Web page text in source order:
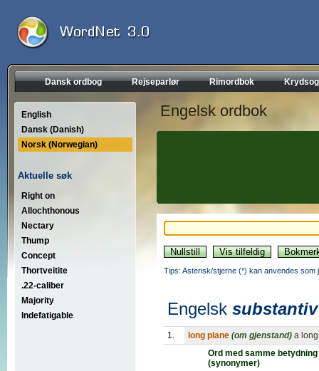
Dansk ordbog Rejseparlør Rimordbok
English
Dansk (Danish)
Norsk (Norwegian)
Aktuelle søk
Right on
Allochthonous
Nectary
Thump
Concept
Thortveitite
.22-caliber
Majority
Indefatigable
Engelsk ordbok
Tips: Asterisk/stjerne (*) kan anvendes som
Engelsk substantiv
1. long plane (om gjenstand) a
Ord med samme betydning
(synonymer)